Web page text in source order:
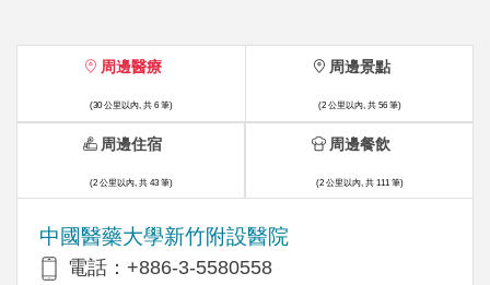
周邊醫療
(30 公里以內, 共 6 筆)
中國醫藥大學新竹附設醫院
電話：+886-3-5580558
周邊景點
(2 公里以內, 共 56 筆)
周邊住宿
(2 公里以內, 共 43 筆)
周邊餐飲
(2 公里以內, 共 111 筆)